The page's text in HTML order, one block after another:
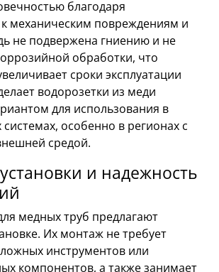
благодаря
к механическим повреждениям и
не подвержена гниению и не
обработки, что
сроки эксплуатации
водорозетки из меди
для использования в
особенно в регионах с
средой.
и надежность
медных труб предлагают
Их монтаж не требует
инструментов или
компонентов, а также занимает